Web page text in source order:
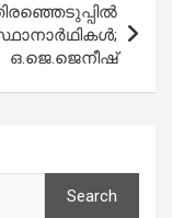
ഒ.ജെ.ജെനീഷ്
Search